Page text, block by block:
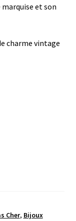
et son
charme vintage
Cher, Bijoux